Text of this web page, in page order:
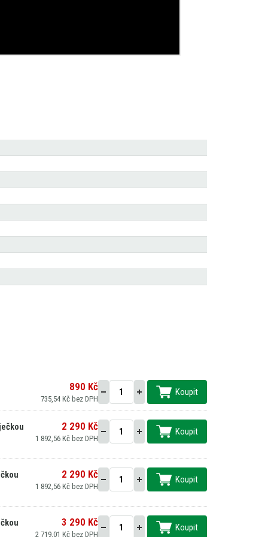
890 Kč
735,54 Kč bez DPH
Koupit
2 290 Kč
1 892,56 Kč bez DPH
Koupit
2 290 Kč
1 892,56 Kč bez DPH
Koupit
3 290 Kč
2 719,01 Kč bez DPH
Koupit